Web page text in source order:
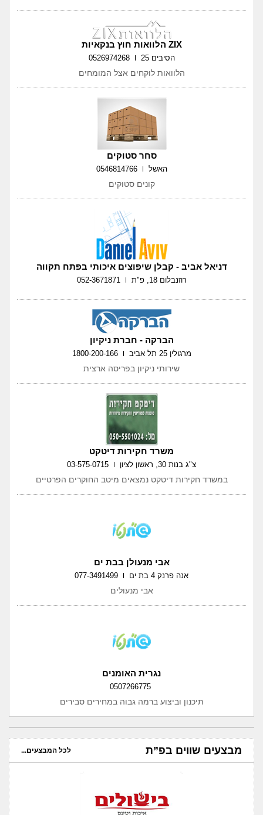
ZIX הלוואות חוץ בנקאיות
הסיבים 25 0526974268
הלוואות לוקחים אצל המומחים
סחר סטוקים
האשל 0546814766
קונים סטוקים
דניאל אביב - קבלן שיפוצים איכותי בפתח תקווה
רוזנבלום 18, פ"ת 052-3671871
הברקה - חברת ניקיון
מרגולין 25 תל אביב 1800-200-166
שירותי ניקיון בפריסה ארצית
משרד חקירות דיטקט
צ"ג בנות 30, ראשון לציון 03-575-0715
במשרד חקירות דיטקט נמצאים מיטב החוקרים הפרטיים
אבי מנעולן בבת ים
אנה פרנק 4 בת ים 077-3491499
אבי מנעולים
נגרית האומנים
0507266775
תיכנון וביצוע ברמה גבוה במחירים סבירים
מבצעים שווים בפ”ת לכל המבצעים...